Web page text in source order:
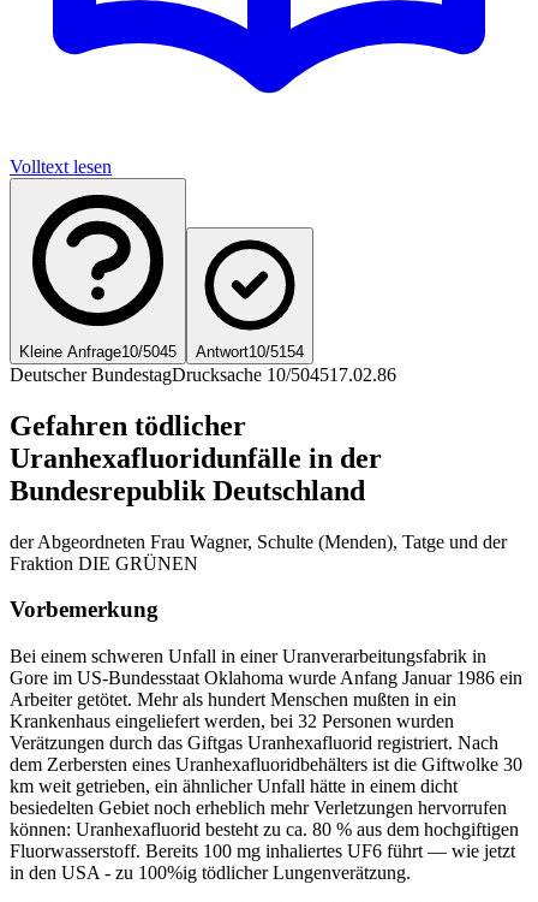
Volltext lesen
Kleine Anfrage10/5045 Antwort10/5154
Deutscher BundestagDrucksache 10/504517.02.86
Gefahren tödlicher
Uranhexafluoridunfälle in der
Bundesrepublik Deutschland
der Abgeordneten Frau Wagner, Schulte (Menden), Tatge und der
Fraktion DIE GRÜNEN
Vorbemerkung
Bei einem schweren Unfall in einer Uranverarbeitungsfabrik in
Gore im US-Bundesstaat Oklahoma wurde Anfang Januar 1986 ein
Arbeiter getötet. Mehr als hundert Menschen mußten in ein
Krankenhaus eingeliefert werden, bei 32 Personen wurden
Verätzungen durch das Giftgas Uranhexafluorid registriert. Nach
dem Zerbersten eines Uranhexafluoridbehälters ist die Giftwolke 30
km weit getrieben, ein ähnlicher Unfall hätte in einem dicht
besiedelten Gebiet noch erheblich mehr Verletzungen hervorrufen
können: Uranhexafluorid besteht zu ca. 80 % aus dem hochgiftigen
Fluorwasserstoff. Bereits 100 mg inhaliertes UF6 führt — wie jetzt
in den USA - zu 100%ig tödlicher Lungenverätzung.